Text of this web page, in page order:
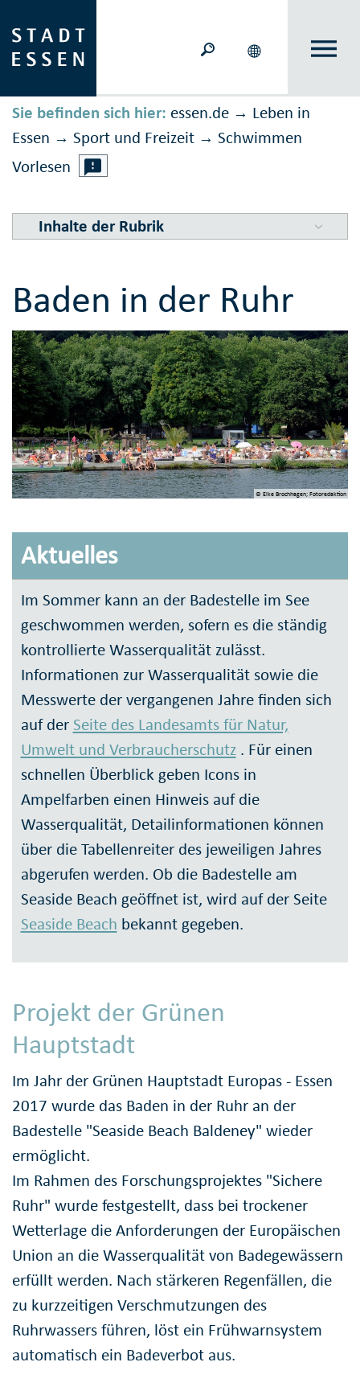
Sie befinden sich hier: essen.de → Leben in
Essen → Sport und Freizeit → Schwimmen
Vorlesen
Inhalte der Rubrik
Baden in der Ruhr
© Elke Brochhagen; Fotoredaktion
Aktuelles
Im Sommer kann an der Badestelle im See
geschwommen werden, sofern es die ständig
kontrollierte Wasserqualität zulässt.
Informationen zur Wasserqualität sowie die
Messwerte der vergangenen Jahre finden sich
auf derSeite des Landesamts für Natur,
Umwelt und Verbraucherschutz. Für einen
schnellen Überblick geben Icons in
Ampelfarben einen Hinweis auf die
Wasserqualität, Detailinformationen können
über die Tabellenreiter des jeweiligen Jahres
abgerufen werden. Ob die Badestelle am
Seaside Beach geöffnet ist, wird auf der Seite
Seaside Beach bekannt gegeben.
Projekt der Grünen
Hauptstadt
Im Jahr der Grünen Hauptstadt Europas - Essen
2017 wurde das Baden in der Ruhr an der
Badestelle "Seaside Beach Baldeney" wieder
ermöglicht.
Im Rahmen des Forschungsprojektes "Sichere
Ruhr" wurde festgestellt, dass bei trockener
Wetterlage die Anforderungen der Europäischen
Union an die Wasserqualität von Badegewässern
erfüllt werden. Nach stärkeren Regenfällen, die
zu kurzzeitigen Verschmutzungen des
Ruhrwassers führen, löst ein Frühwarnsystem
automatisch ein Badeverbot aus.